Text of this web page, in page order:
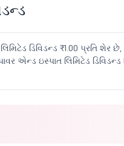
ડિવિડન્ડ ₹1.00 પ્રતિ
એન્ડ ઇસ્પાત લિમિટેડ